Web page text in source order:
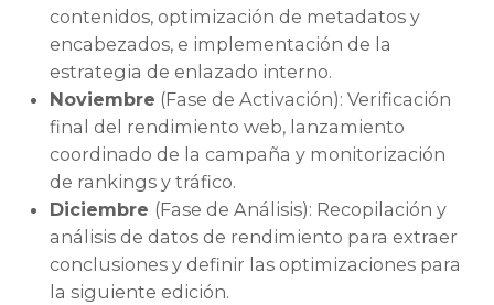
contenidos, optimización de metadatos y
encabezados, e implementación de la
estrategia de enlazado interno.
Noviembre (Fase de Activación): Verificación
final del rendimiento web, lanzamiento
coordinado de la campaña y monitorización
de rankings y tráfico.
Diciembre (Fase de Análisis): Recopilación y
análisis de datos de rendimiento para extraer
conclusiones y definir las optimizaciones para
la siguiente edición.